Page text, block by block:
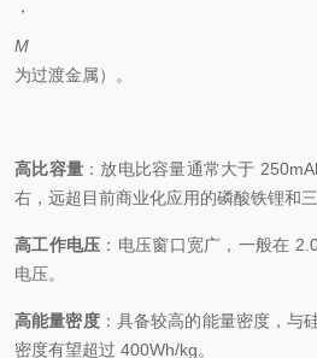
，
M
为过渡金属）。
高比容量 ：放电比容量通常大于
右，远超目前商业化应用的磷酸铁锂和
高工作电压 ：电压窗口宽广，一般在
电压。
高能量密度：具备较高的能量密度，与
密度有望超过 400Wh/kg。